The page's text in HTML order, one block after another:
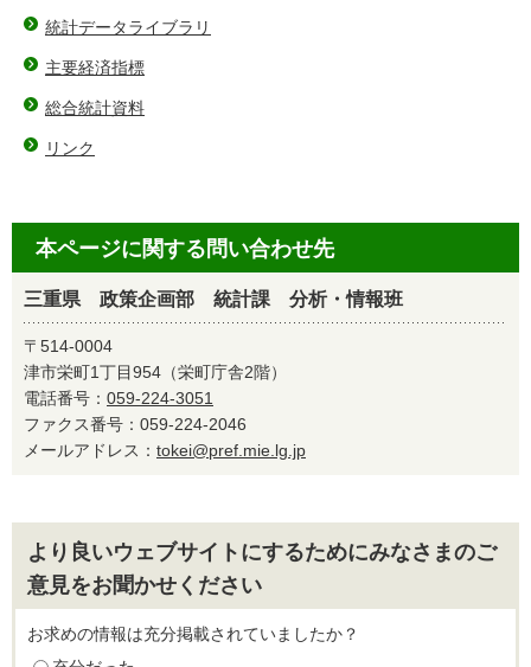
統計データライブラリ
主要経済指標
総合統計資料
リンク
本ページに関する問い合わせ先
三重県 政策企画部 統計課 分析・情報班
〒514-0004
津市栄町1丁目954（栄町庁舎2階）
電話番号： 059-224-3051
ファクス番号：059-224-2046
メールアドレス： tokei@pref.mie.lg.jp
より良いウェブサイトにするためにみなさまのご
意見をお聞かせください
お求めの情報は充分掲載されていましたか？